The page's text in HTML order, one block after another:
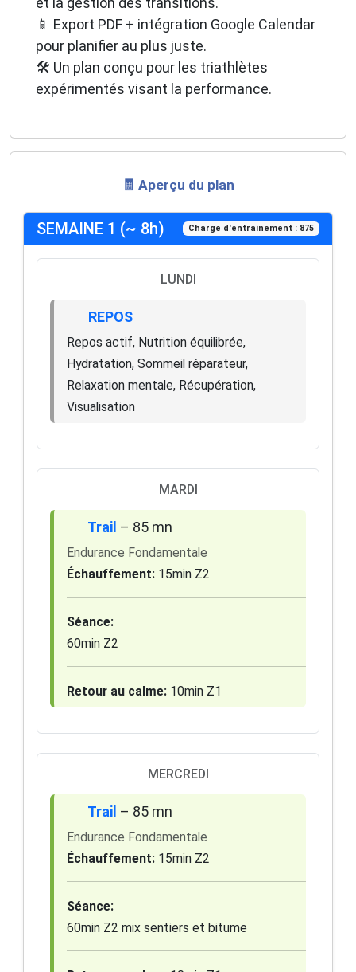
🚴‍♂️ Rejoignez la communauté des coureurs
Rejoignez des milliers de sportifs passionnés et
recevez chaque mois :
✅ Des conseils d'entraînement exclusifs
✅ Des astuces de pros pour progresser plus vite
1 email / mois. Zéro spam. 100 % utile.
Oui, je veux progresser 💪
📱 Export PDF + intégration Google Calendar
pour planifier au plus juste.
🛠️ Un plan conçu pour les triathlètes
expérimentés visant la performance.
🧾 Aperçu du plan
SEMAINE 1 (~ 8h) Charge d'entrainement : 875
LUNDI
REPOS
Repos actif, Nutrition équilibrée,
Hydratation, Sommeil réparateur,
Relaxation mentale, Récupération,
Visualisation
MARDI
Trail – 85 mn
Endurance Fondamentale
Échauffement: 15min Z2
Séance:
60min Z2
Retour au calme: 10min Z1
MERCREDI
Trail – 85 mn
Endurance Fondamentale
Échauffement: 15min Z2
Séance:
60min Z2 mix sentiers et bitume